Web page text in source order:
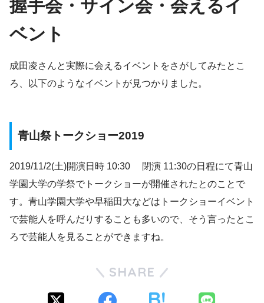
握手会・サイン会・会えるイ
ベント
成田凌さんと実際に会えるイベントをさがしてみたとこ
ろ、以下のようなイベントが見つかりました。
青山祭トークショー2019
2019/11/2(土)開演日時 10:30 閉演 11:30の日程にて青山
学園大学の学祭でトークショーが開催されたとのことで
す。青山学園大学や早稲田大などはトークショーイベント
で芸能人を呼んだりすることも多いので、そう言ったとこ
ろで芸能人を見ることができますね。
SHARE